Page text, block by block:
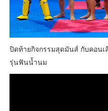
ปิดท้ายกิจกรรมสุดมันส์ กับคอนเ
รุ่นฟันน้ำนม